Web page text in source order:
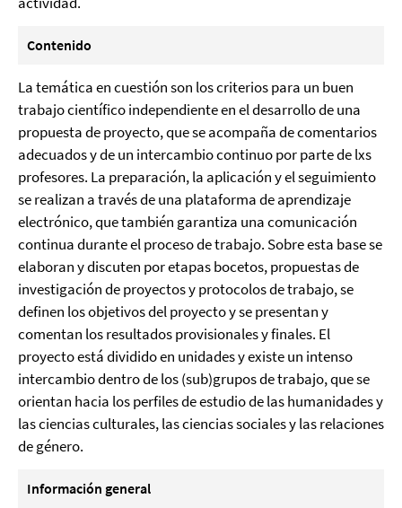
Contenido
La temática en cuestión son los criterios para un buen
trabajo científico independiente en el desarrollo de una
propuesta de proyecto, que se acompaña de comentarios
adecuados y de un intercambio continuo por parte de lxs
profesores. La preparación, la aplicación y el seguimiento
se realizan a través de una plataforma de aprendizaje
electrónico, que también garantiza una comunicación
continua durante el proceso de trabajo. Sobre esta base se
elaboran y discuten por etapas bocetos, propuestas de
investigación de proyectos y protocolos de trabajo, se
definen los objetivos del proyecto y se presentan y
comentan los resultados provisionales y finales. El
proyecto está dividido en unidades y existe un intenso
intercambio dentro de los (sub)grupos de trabajo, que se
orientan hacia los perfiles de estudio de las humanidades y
las ciencias culturales, las ciencias sociales y las relaciones
de género.
Información general